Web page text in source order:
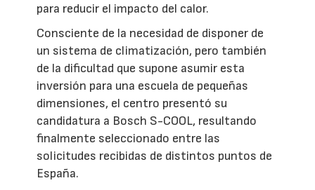
para reducir el impacto del calor.
Consciente de la necesidad de disponer de
un sistema de climatización, pero también
de la dificultad que supone asumir esta
inversión para una escuela de pequeñas
dimensiones, el centro presentó su
candidatura a Bosch S-COOL, resultando
finalmente seleccionado entre las
solicitudes recibidas de distintos puntos de
España.